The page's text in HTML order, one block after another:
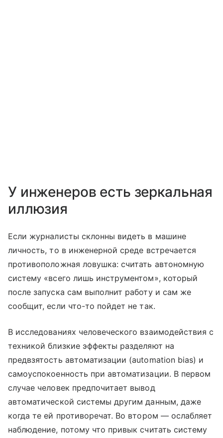
У инженеров есть зеркальная
иллюзия
Если журналисты склонны видеть в машине
личность, то в инженерной среде встречается
противоположная ловушка: считать автономную
систему «всего лишь инструментом», который
после запуска сам выполнит работу и сам же
сообщит, если что-то пойдет не так.
В исследованиях человеческого взаимодействия с
техникой близкие эффекты разделяют на
предвзятость автоматизации (automation bias) и
самоуспокоенность при автоматизации. В первом
случае человек предпочитает вывод
автоматической системы другим данным, даже
когда те ей противоречат. Во втором — ослабляет
наблюдение, потому что привык считать систему